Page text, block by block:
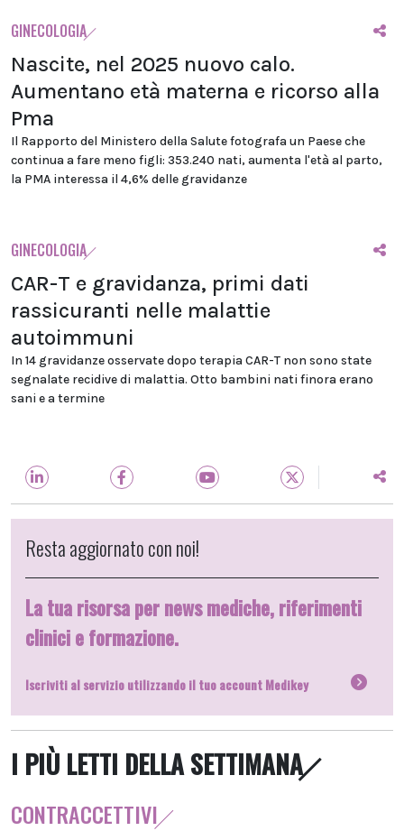
GINECOLOGIA
Nascite, nel 2025 nuovo calo.
Aumentano età materna e ricorso alla
Pma
Il Rapporto del Ministero della Salute fotografa un Paese che
continua a fare meno figli: 353.240 nati, aumenta l'età al parto,
la PMA interessa il 4,6% delle gravidanze
GINECOLOGIA
CAR-T e gravidanza, primi dati
rassicuranti nelle malattie
autoimmuni
In 14 gravidanze osservate dopo terapia CAR-T non sono state
segnalate recidive di malattia. Otto bambini nati finora erano
sani e a termine
Resta aggiornato con noi!
La tua risorsa per news mediche, riferimenti
clinici e formazione.
Iscriviti al servizio utilizzando il tuo account Medikey
I PIÙ LETTI DELLA SETTIMANA
CONTRACCETTIVI